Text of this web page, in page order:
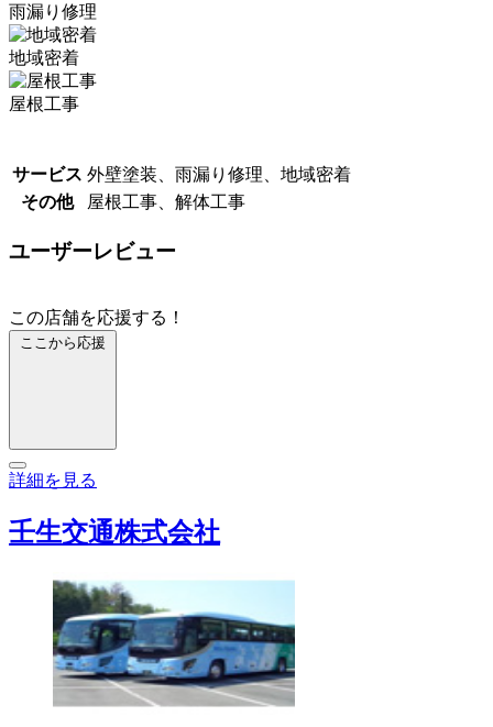
雨漏り修理
地域密着
屋根工事
サービス 外壁塗装、雨漏り修理、地域密着
その他
屋根工事、解体工事
ユーザーレビュー
この店舗を応援する！
ここから応援
詳細を見る
壬生交通株式会社